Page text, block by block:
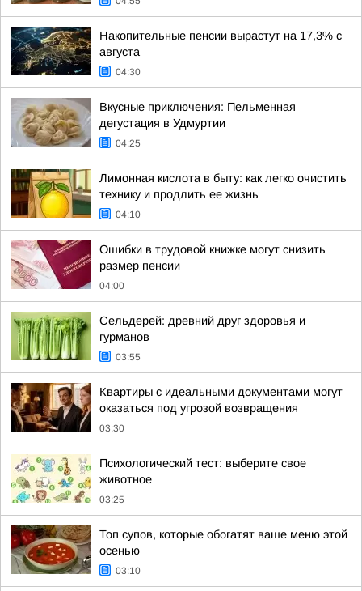
Накопительные пенсии вырастут на 17,3% с
августа
04:30
Вкусные приключения: Пельменная
дегустация в Удмуртии
04:25
Лимонная кислота в быту: как легко очистить
технику и продлить ее жизнь
04:10
Ошибки в трудовой книжке могут снизить
размер пенсии
04:00
Сельдерей: древний друг здоровья и
гурманов
03:55
Квартиры с идеальными документами могут
оказаться под угрозой возвращения
03:30
Психологический тест: выберите свое
животное
03:25
Топ супов, которые обогатят ваше меню этой
осенью
03:10